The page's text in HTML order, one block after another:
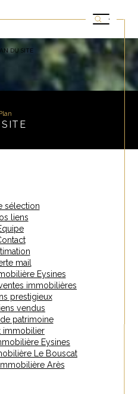
DU SITE
Plan
sélection
liens
mail
Eysines
immobilières
prestigieux
vendus
patrimoine
immobilier
Eysines
Le Bouscat
Arès